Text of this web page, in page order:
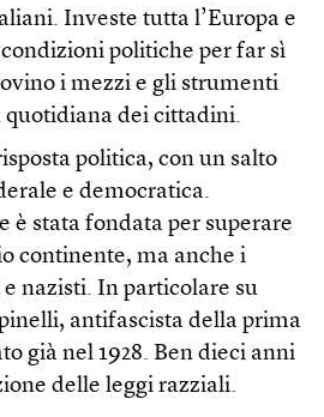
Investe tutta l’Europa e
politiche per far sì
i mezzi e gli strumenti
quotidiana dei cittadini.
politica, con un salto
e democratica.
è stata fondata per superare
continente, ma anche i
nazisti. In particolare su
antifascista della prima
già nel 1928. Ben dieci anni
delle leggi razziali.